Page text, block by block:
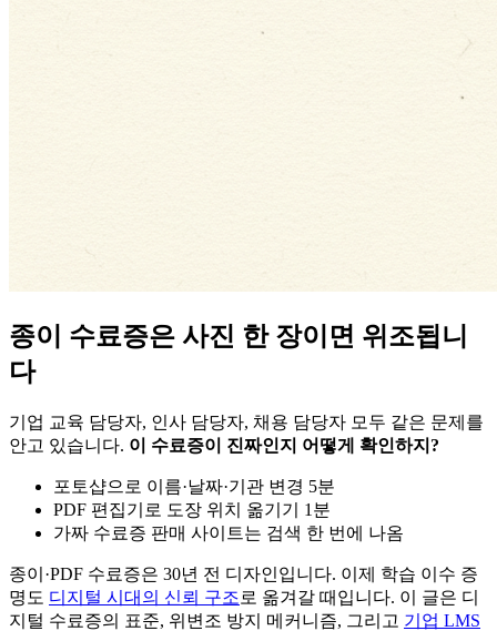
종이 수료증은 사진 한 장이면 위조됩니
다
기업 교육 담당자, 인사 담당자, 채용 담당자 모두 같은 문제를
안고 있습니다. 이 수료증이 진짜인지 어떻게 확인하지?
포토샵으로 이름·날짜·기관 변경 5분
PDF 편집기로 도장 위치 옮기기 1분
가짜 수료증 판매 사이트는 검색 한 번에 나옴
종이·PDF 수료증은 30년 전 디자인입니다. 이제 학습 이수 증
명도 디지털 시대의 신뢰 구조로 옮겨갈 때입니다. 이 글은 디
지털 수료증의 표준, 위변조 방지 메커니즘, 그리고 기업 LMS